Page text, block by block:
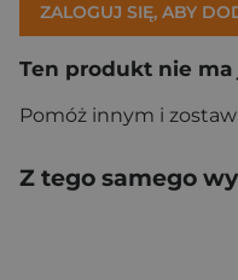
ZALOGUJ SIĘ, ABY
Ten produkt nie ma
Pomóż innym i
Z tego samego